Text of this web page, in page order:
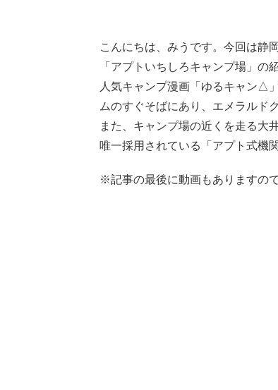
こんにちは、みうです。今回は静
「アプトいちしろキャンプ場」の
人気キャンプ漫画「ゆるキャン△
ムのすぐそばにあり、エメラルド
また、キャンプ場の近くを走る大
唯一採用されている「アプト式機
※記事の最後に動画もありますの